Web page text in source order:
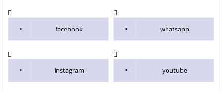
facebook whatsapp
instagram youtube